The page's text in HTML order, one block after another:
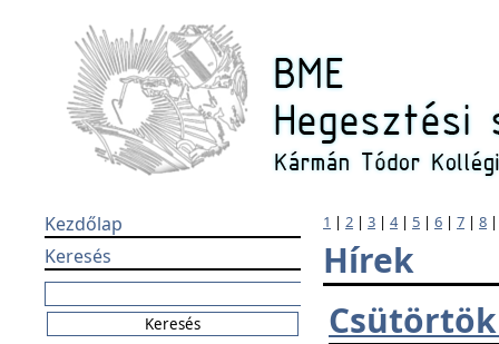
Kezdőlap
Keresés
1 | 2 | 3 | 4| 5 | 6 | 7 | 8
Hírek